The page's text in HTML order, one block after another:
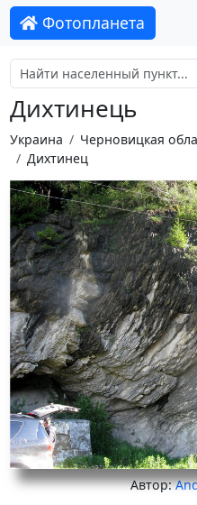
Фотопланета
Дихтинець
Украина Черновицкая
Дихтинец
Автор: